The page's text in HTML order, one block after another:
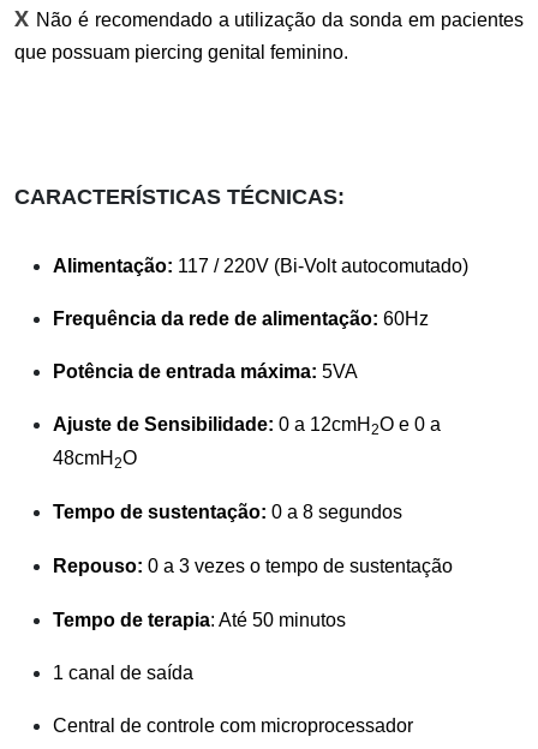
X Não é recomendado a utilização da sonda em pacientes
que possuam piercing genital feminino.
CARACTERÍSTICAS TÉCNICAS:
Alimentação: 117 / 220V (Bi-Volt autocomutado)
Frequência da rede de alimentação: 60Hz
Potência de entrada máxima: 5VA
Ajuste de Sensibilidade: 0 a 12cmH 2O e 0 a
48cmH 2O
Tempo de sustentação: 0 a 8 segundos
Repouso: 0 a 3 vezes o tempo de sustentação
Tempo de terapia: Até 50 minutos
1 canal de saída
Central de controle com microprocessador